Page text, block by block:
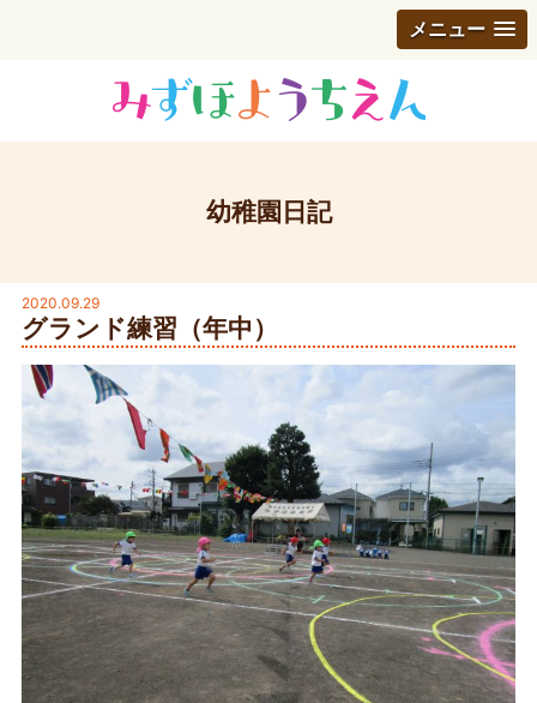
メニュー
幼稚園日記
2020.09.29
グランド練習（年中）